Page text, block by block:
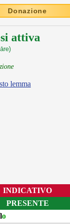
Donazione
attiva
lemma
INDICATIVO
PRESENTE
o